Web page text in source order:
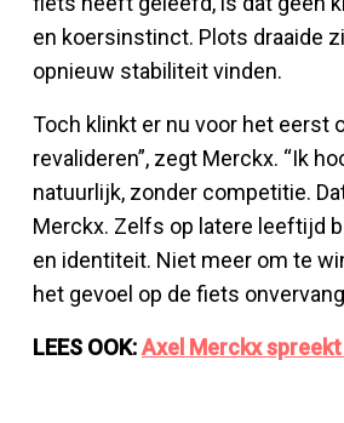
en koersinstinct. Plots draaide
opnieuw stabiliteit vinden.
Toch klinkt er nu voor het eerst
revalideren”, zegt Merckx. “Ik
natuurlijk, zonder competitie.
Merckx. Zelfs op latere leeftijd
en identiteit. Niet meer om te
het gevoel op de fiets
LEES OOK:Axel Merckx